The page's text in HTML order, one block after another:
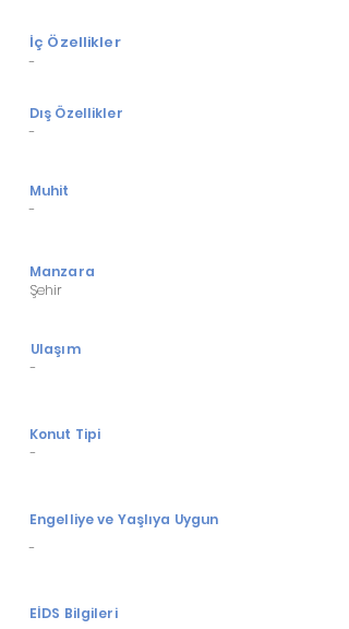
-Seydişehir'e 3,5km
-Kadastrol yola cephe
İç Özellikler
-
Dış Özellikler
-
Muhit
-
Manzara
Şehir
Ulaşım
-
Konut Tipi
-
Engelliye ve Yaşlıya Uygun
-
EİDS Bilgileri